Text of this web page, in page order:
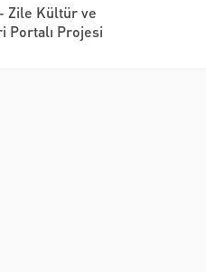
Zile Kültür ve
Portalı Projesi